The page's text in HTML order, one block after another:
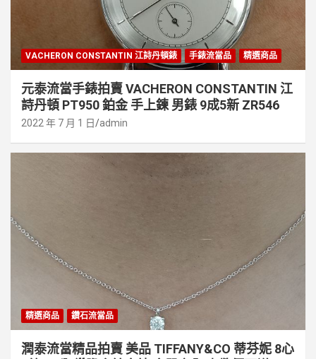
VACHERON CONSTANTIN 江詩丹頓錶 手錶流當品 精選商品
元泰流當手錶拍賣 VACHERON CONSTANTIN 江
詩丹頓 PT950 鉑金 手上鍊 男錶 9成5新 ZR546
2022 年 7 月 1 日 admin
精選商品 鑽石流當品
潤泰流當精品拍賣 美品 TIFFANY&CO 蒂芬妮 8心